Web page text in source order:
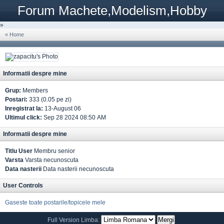
Forum Machete,Modelism,Hobby
»
« Home
Informatii despre mine
Grup: Members
Postari: 333 (0.05 pe zi)
Inregistrat la: 13-August 06
Ultimul click: Sep 28 2024 08:50 AM
Informatii despre mine
Titlu User Membru senior
Varsta Varsta necunoscuta
Data nasterii Data nasterii necunoscuta
User Controls
Gaseste toate postarile/topicele mele
Full Version Limba: